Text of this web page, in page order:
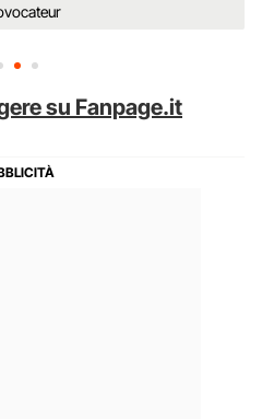
su Fanpage.it